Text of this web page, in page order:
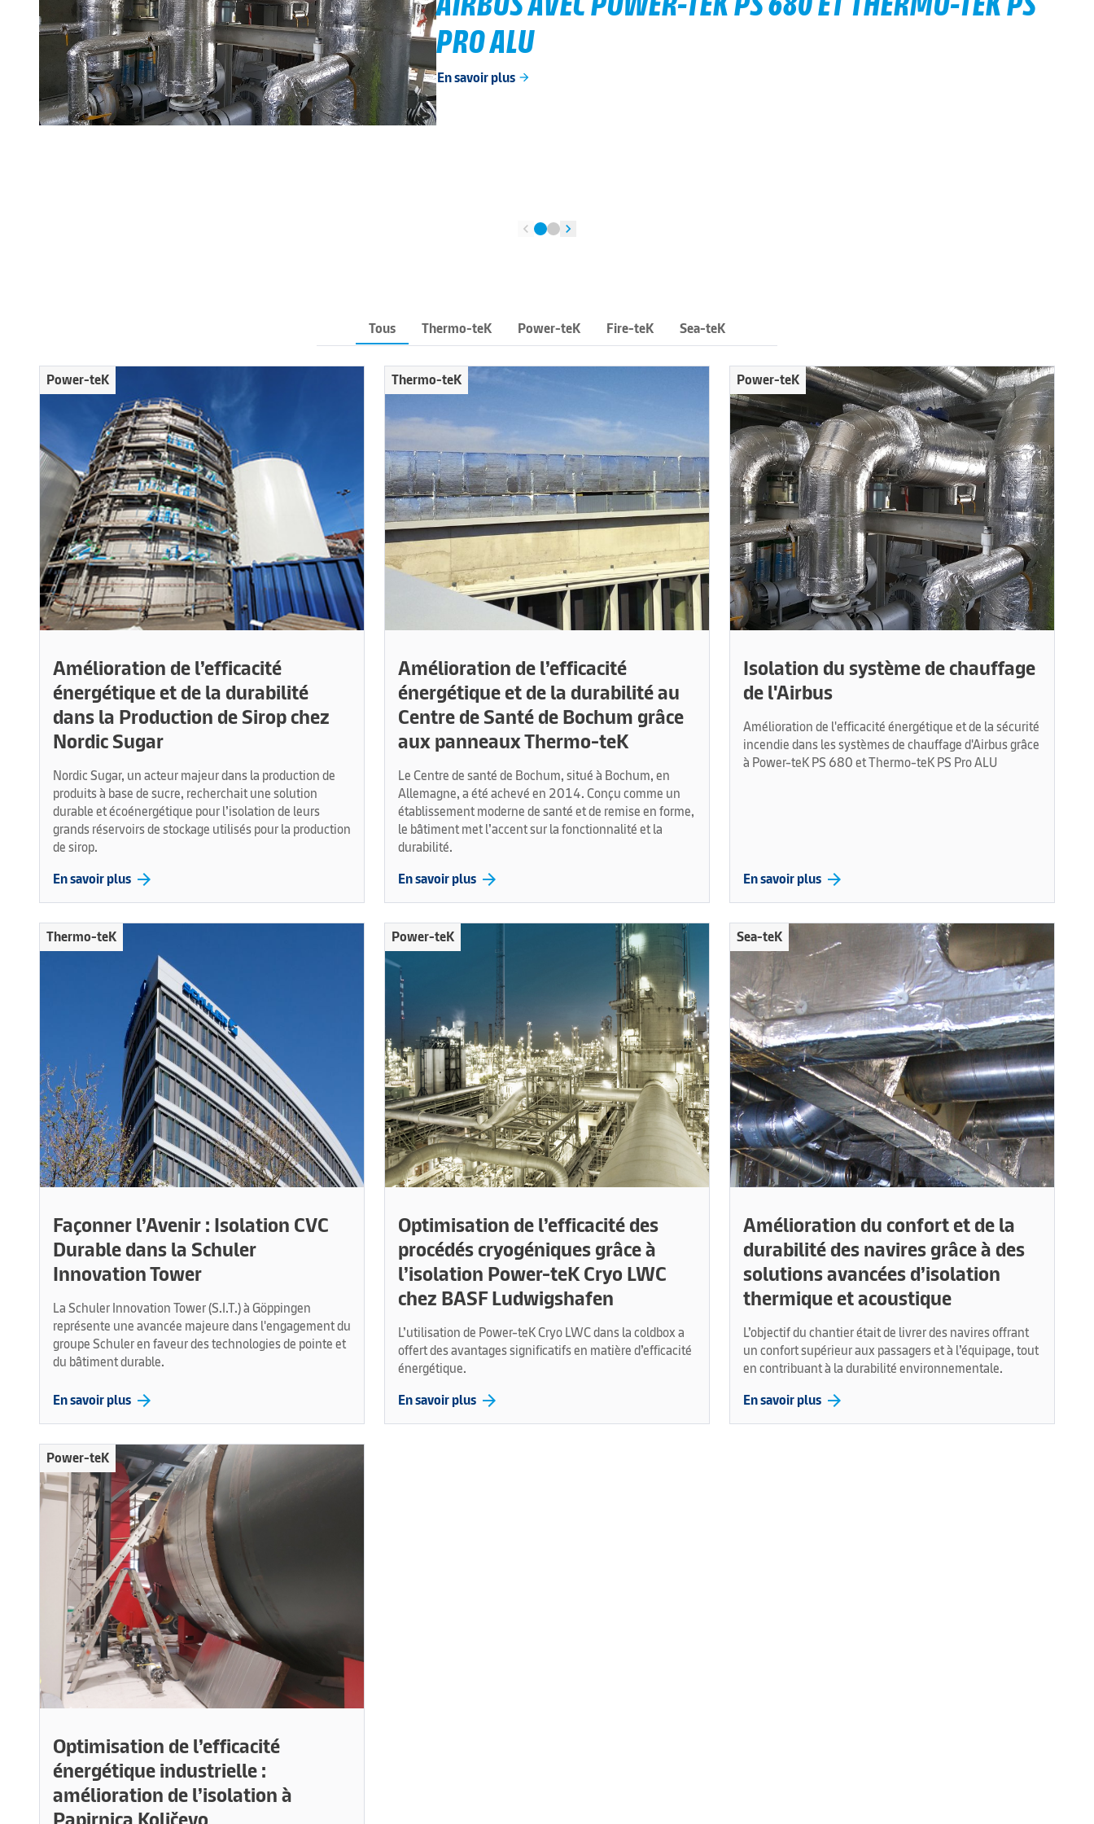
PRO ALU
En savoir plus arrow_forward
chevron_left chevron_right
Tous Thermo-teK Power-teK Fire-teK Sea-teK
Power-teK
Amélioration de l’efficacité
énergétique et de la durabilité
dans la Production de Sirop chez
Nordic Sugar
Nordic Sugar, un acteur majeur dans la production de
produits à base de sucre, recherchait une solution
durable et écoénergétique pour l’isolation de leurs
grands réservoirs de stockage utilisés pour la production
de sirop.
En savoir plus arrow_forward
Thermo-teK
Amélioration de l’efficacité
énergétique et de la durabilité au
Centre de Santé de Bochum grâce
aux panneaux Thermo-teK
Le Centre de santé de Bochum, situé à Bochum, en
Allemagne, a été achevé en 2014. Conçu comme un
établissement moderne de santé et de remise en forme,
le bâtiment met l’accent sur la fonctionnalité et la
durabilité.
En savoir plus arrow_forward
Power-teK
Isolation du système de chauffage
de l'Airbus
Amélioration de l'efficacité énergétique et de la sécurité
incendie dans les systèmes de chauffage d'Airbus grâce
à Power-teK PS 680 et Thermo-teK PS Pro ALU
En savoir plus arrow_forward
Thermo-teK
Façonner l’Avenir : Isolation CVC
Durable dans la Schuler
Innovation Tower
La Schuler Innovation Tower (S.I.T.) à Göppingen
représente une avancée majeure dans l'engagement du
groupe Schuler en faveur des technologies de pointe et
du bâtiment durable.
En savoir plus arrow_forward
Power-teK
Optimisation de l’efficacité des
procédés cryogéniques grâce à
l’isolation Power-teK Cryo LWC
chez BASF Ludwigshafen
L’utilisation de Power-teK Cryo LWC dans la coldbox a
offert des avantages significatifs en matière d’efficacité
énergétique.
En savoir plus arrow_forward
Sea-teK
Amélioration du confort et de la
durabilité des navires grâce à des
solutions avancées d’isolation
thermique et acoustique
L’objectif du chantier était de livrer des navires offrant
un confort supérieur aux passagers et à l’équipage, tout
en contribuant à la durabilité environnementale.
En savoir plus arrow_forward
Power-teK
Optimisation de l’efficacité
énergétique industrielle :
amélioration de l’isolation à